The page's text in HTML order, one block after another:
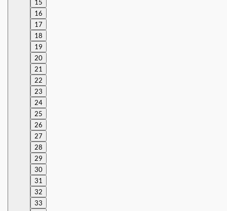
15
16
17
18
19
20
21
22
23
24
25
26
27
28
29
30
31
32
33